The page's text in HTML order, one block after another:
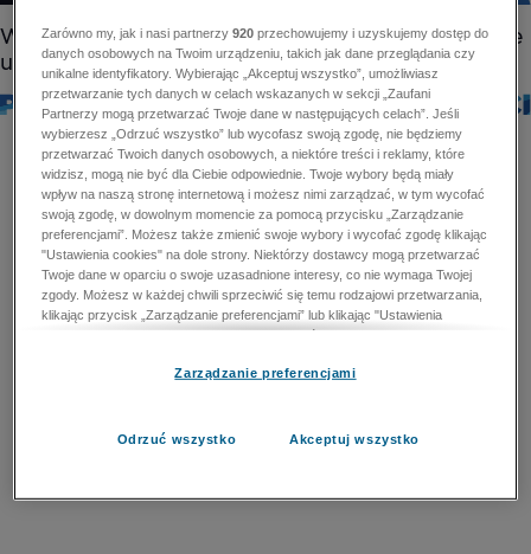
Zarówno my, jak i nasi partnerzy920 przechowujemy i uzyskujemy dostęp do
danych osobowych na Twoim urządzeniu, takich jak dane przeglądania czy
unikalne identyfikatory. Wybierając „Akceptuj wszystko”, umożliwiasz
przetwarzanie tych danych w celach wskazanych w sekcji „Zaufani
Partnerzy mogą przetwarzać Twoje dane w następujących celach”. Jeśli
wybierzesz „Odrzuć wszystko” lub wycofasz swoją zgodę, nie będziemy
przetwarzać Twoich danych osobowych, a niektóre treści i reklamy, które
widzisz, mogą nie być dla Ciebie odpowiednie. Twoje wybory będą miały
wpływ na naszą stronę internetową i możesz nimi zarządzać, w tym wycofać
swoją zgodę, w dowolnym momencie za pomocą przycisku „Zarządzanie
preferencjami”. Możesz także zmienić swoje wybory i wycofać zgodę klikając
"Ustawienia cookies" na dole strony. Niektórzy dostawcy mogą przetwarzać
Twoje dane w oparciu o swoje uzasadnione interesy, co nie wymaga Twojej
zgody. Możesz w każdej chwili sprzeciwić się temu rodzajowi przetwarzania,
klikając przycisk „Zarządzanie preferencjami” lub klikając "Ustawienia
cookies" na dole strony. Nie możesz sprzeciwić się przetwarzaniu przez
zapobiegania oszustwom i naprawiania błędów, a w tym celu mogą zostać
przetwarzaniu danych osobowych w celu dostarczania i prezentacji reklam i
Zarządzanie preferencjami
Odrzuć wszystko Akceptuj wszystko